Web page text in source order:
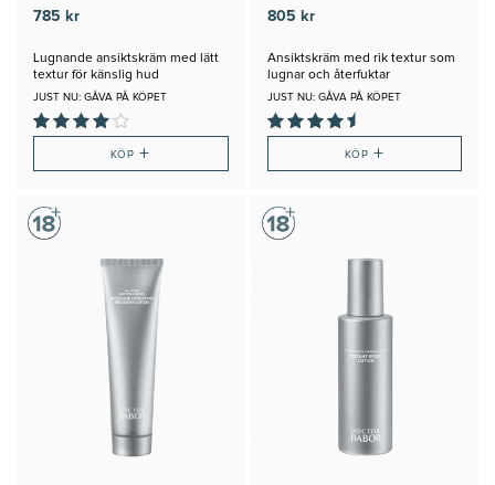
785 kr
Lugnande ansiktskräm med lätt
textur för känslig hud
JUST NU: GÅVA PÅ KÖPET
KÖP+
805 kr
Ansiktskräm med rik textur som
lugnar och återfuktar
JUST NU: GÅVA PÅ KÖPET
KÖP +